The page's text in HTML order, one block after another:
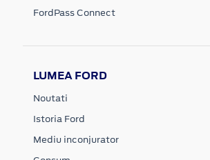
FordPass Connect
LUMEA FORD
Noutati
Istoria Ford
Mediu inconjurator